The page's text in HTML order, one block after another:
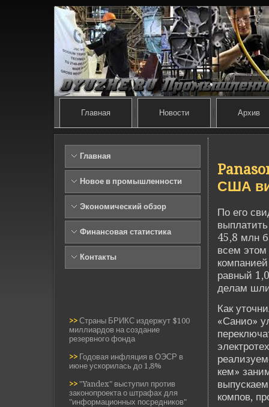
Главная Новости Архив
Главная
Новое в промышленности
Экономический обзор
Финансовая статистика
Контакты
>> Страны БРИКС издержут $100
миллиардов на создание
резервного фонда
>> Годовая инфляция в ОЭСР в
июне ускорилась до 1,8%
>> "Yandex" выступил против
законопроекта о штрафах для
"информационных посредников"
США
По его
45,8 млн
всем
равный
де­лам
Как
«Санио»
кем»
компов,